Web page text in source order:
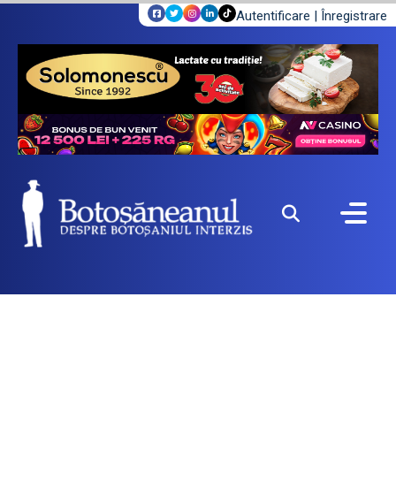
Autentificare | Înregistrare